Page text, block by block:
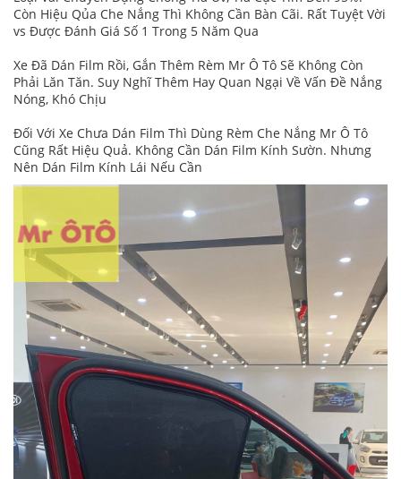
Còn Hiệu Qủa Che Nắng Thì Không Cần Bàn Cãi. Rất Tuyệt Vời
vs Được Đánh Giá Số 1 Trong 5 Năm Qua
Xe Đã Dán Film Rồi, Gắn Thêm Rèm Mr Ô Tô Sẽ Không Còn
Phải Lăn Tăn. Suy Nghĩ Thêm Hay Quan Ngại Về Vấn Đề Nắng
Nóng, Khó Chịu
Đối Với Xe Chưa Dán Film Thì Dùng Rèm Che Nắng Mr Ô Tô
Cũng Rất Hiệu Quả. Không Cần Dán Film Kính Sườn. Nhưng
Nên Dán Film Kính Lái Nếu Cần